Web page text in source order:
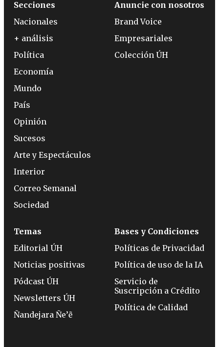
Secciones
Nacionales
+ análisis
Política
Economía
Mundo
País
Opinión
Sucesos
Arte y Espectáculos
Interior
Correo Semanal
Sociedad
Anuncie con nosotros
Brand Voice
Empresariales
Colección ÚH
Temas
Editorial ÚH
Noticias positivas
Pódcast ÚH
Newsletters ÚH
Ñandejara Ñe’ẽ
Bases y Condiciones
Políticas de Privacidad
Política de uso de la IA
Servicio de
Suscripción a Crédito
Política de Calidad